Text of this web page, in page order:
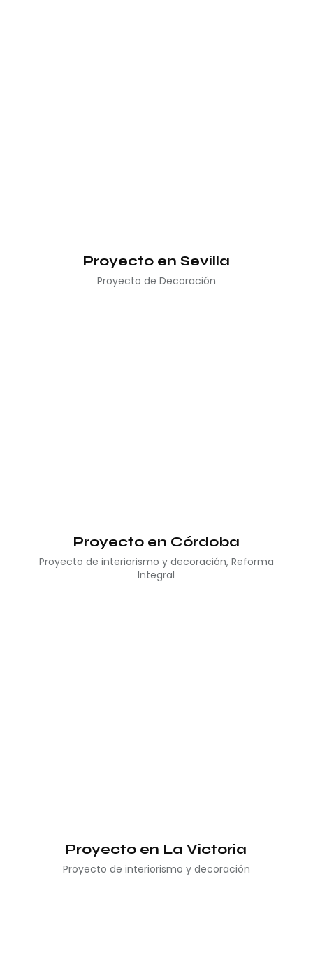
Proyecto en Sevilla
Proyecto de Decoración
Proyecto en Córdoba
Proyecto de interiorismo y decoración, Reforma
Integral
Proyecto en La Victoria
Proyecto de interiorismo y decoración